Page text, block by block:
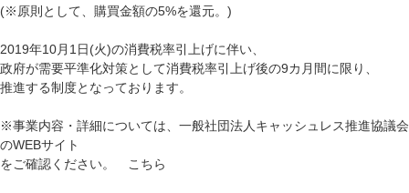
(※原則として、購買金額の5%を還元。)
2019年10月1日(火)の消費税率引上げに伴い、
政府が需要平準化対策として消費税率引上げ後の9カ月間に限り、
推進する制度となっております。
※事業内容・詳細については、一般社団法人キャッシュレス推進協議会
のWEBサイト
をご確認ください。
こちら